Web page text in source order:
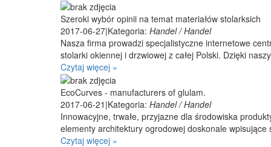
Szeroki wybór opinii na temat materiałów stolarksich
2017-06-27|Kategoria: Handel / Handel
Nasza firma prowadzi specjalistyczne internetowe
stolarki okiennej i drzwiowej z całej Polski. Dzięki
Czytaj więcej »
EcoCurves - manufacturers of glulam.
2017-06-21 |Kategoria: Handel / Handel
Innowacyjne, trwałe, przyjazne dla środowiska
elementy architektury ogrodowej doskonale
Czytaj więcej »